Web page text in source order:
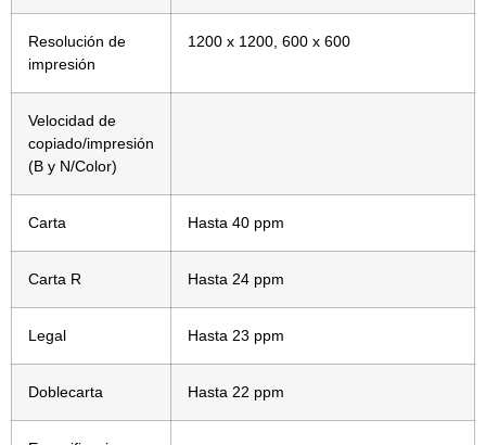
Resolución de
impresión
1200 x 1200, 600 x 600
Velocidad de
copiado/impresión
(B y N/Color)
Carta Hasta 40 ppm
Carta R Hasta 24 ppm
Legal Hasta 23 ppm
Doblecarta Hasta 22 ppm